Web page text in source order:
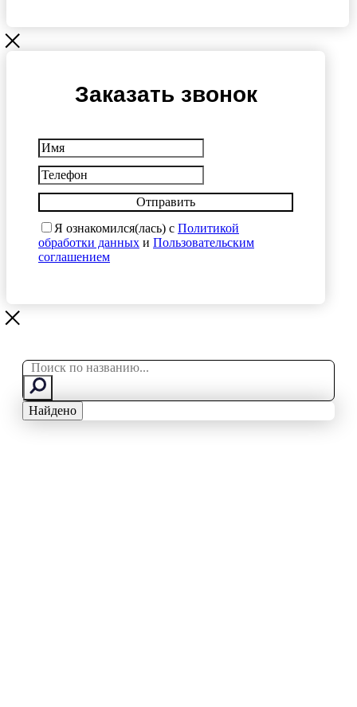
Заказать звонок
Отправить
Я ознакомился(лась) с Политикой
обработки данных и Пользовательским
соглашением
Search
Найдено